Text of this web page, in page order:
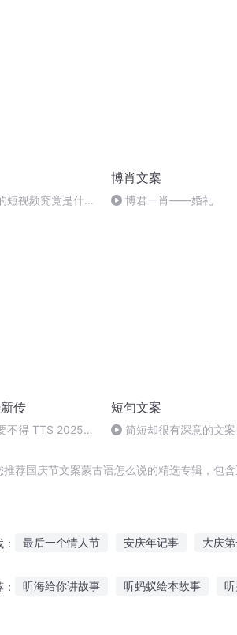
短视频究竟是什
博肖文案
博君一肖——婚礼
传
不得 TTS 2025-
短句文案
简短却很有深意的文案
荐国庆节文案蒙古语怎么说的精选专辑，包
最后一个情人节 安庆年记事 大庆
听海给你讲故事 听蚂蚁绘本故事